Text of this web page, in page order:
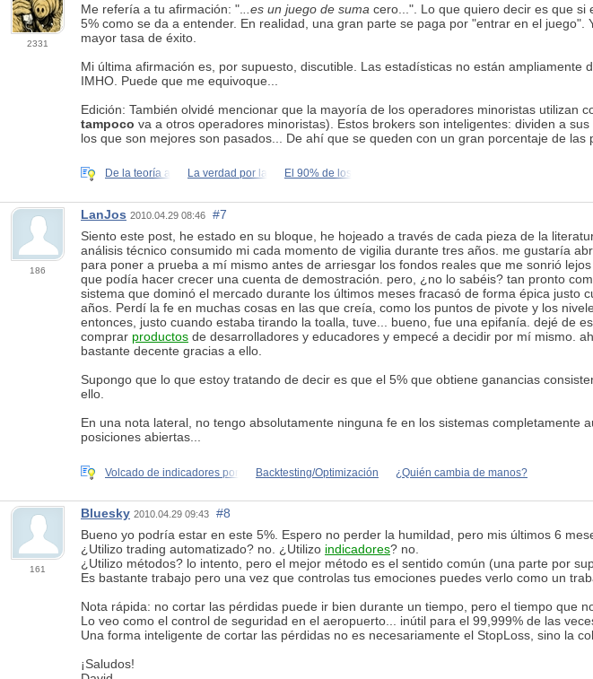
2331
Me refería a tu afirmación: ".
..es un juego de suma cero...". Lo que quiero decir es que si
5% como se da a entender. En realidad, una gran parte se paga por "entrar en el
mayor tasa de éxito.
Mi última afirmación es, por supuesto, discutible. Las estadísticas no están
IMHO. Puede que me equivoque...
Edición: También olvidé mencionar que la mayoría de los operadores minoristas
tampoco va a otros operadores minoristas). Estos brokers son inteligentes: dividen a
los que son mejores son pasados... De ahí que se queden con un gran porcentaje de las
De la teoría a La verdad por la El 90% de los
186
LanJos 2010.04.29 08:46
#7
Siento este post, he estado en su bloque, he hojeado a través de cada pieza de la
análisis técnico consumido mi cada momento de vigilia durante tres años. me gustaría
para poner a prueba a mí mismo antes de arriesgar los fondos reales que me sonrió
que podía hacer crecer una cuenta de demostración. pero, ¿no lo sabéis? tan pronto
sistema que dominó el mercado durante los últimos meses fracasó de forma épica
años. Perdí la fe en muchas cosas en las que creía, como los puntos de pivote y los
entonces, justo cuando estaba tirando la toalla, tuve... bueno, fue una epifanía. dejé de
comprar productos de desarrolladores y educadores y empecé a decidir por mí mismo.
bastante decente gracias a ello.
Supongo que lo que estoy tratando de decir es que el 5% que obtiene ganancias
ello.
En una nota lateral, no tengo absolutamente ninguna fe en los sistemas
posiciones abiertas...
Volcado de indicadores por Backtesting/Optimización ¿Quién cambia de manos?
161
Bluesky 2010.04.29 09:43
#8
Bueno yo podría estar en este 5%. Espero no perder la humildad, pero mis últimos 6
¿Utilizo trading automatizado? no. ¿Utilizo indicadores? no.
¿Utilizo métodos? lo intento, pero el mejor método es el sentido común (una parte por
Es bastante trabajo pero una vez que controlas tus emociones puedes verlo como un
Nota rápida: no cortar las pérdidas puede ir bien durante un tiempo, pero el tiempo que
Lo veo como el control de seguridad en el aeropuerto... inútil para el 99,999% de las
Una forma inteligente de cortar las pérdidas no es necesariamente el StopLoss, sino la
¡Saludos!